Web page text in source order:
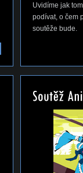
Uvidíme jak
podívat, o čem
soutěže bude.